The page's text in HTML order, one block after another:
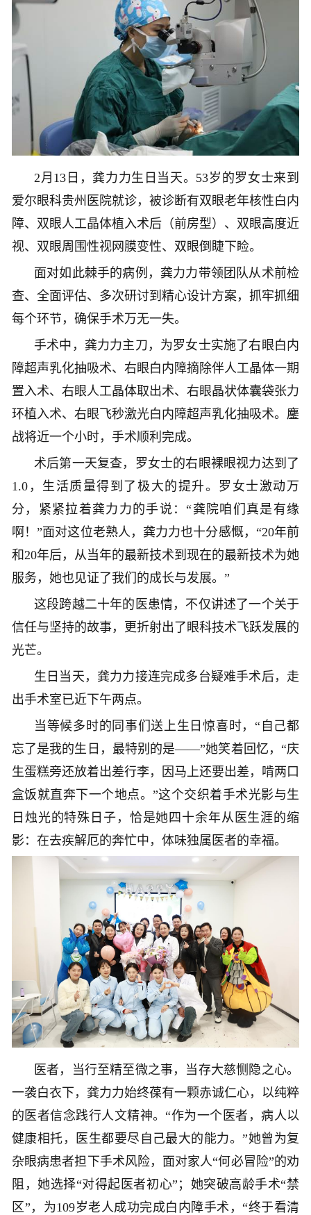
2月13日，龚力力生日当天。53岁的罗女士来到
爱尔眼科贵州医院就诊，被诊断有双眼老年核性白内
障、双眼人工晶体植入术后（前房型）、双眼高度近
视、双眼周围性视网膜变性、双眼倒睫下睑。
面对如此棘手的病例，龚力力带领团队从术前检
查、全面评估、多次研讨到精心设计方案，抓牢抓细
每个环节，确保手术万无一失。
手术中，龚力力主刀，为罗女士实施了右眼白内
障超声乳化抽吸术、右眼白内障摘除伴人工晶体一期
置入术、右眼人工晶体取出术、右眼晶状体囊袋张力
环植入术、右眼飞秒激光白内障超声乳化抽吸术。鏖
战将近一个小时，手术顺利完成。
术后第一天复查，罗女士的右眼裸眼视力达到了
1.0，生活质量得到了极大的提升。罗女士激动万
分，紧紧拉着龚力力的手说：“龚院咱们真是有缘
啊！”面对这位老熟人，龚力力也十分感慨，“20年前
和20年后，从当年的最新技术到现在的最新技术为她
服务，她也见证了我们的成长与发展。”
这段跨越二十年的医患情，不仅讲述了一个关于
信任与坚持的故事，更折射出了眼科技术飞跃发展的
光芒。
生日当天，龚力力接连完成多台疑难手术后，走
出手术室已近下午两点。
当等候多时的同事们送上生日惊喜时，“自己都
忘了是我的生日，最特别的是——”她笑着回忆，“庆
生蛋糕旁还放着出差行李，因马上还要出差，啃两口
盒饭就直奔下一个地点。”这个交织着手术光影与生
日烛光的特殊日子，恰是她四十余年从医生涯的缩
影：在去疾解厄的奔忙中，体味独属医者的幸福。
医者，当行至精至微之事，当存大慈恻隐之心。
一袭白衣下，龚力力始终葆有一颗赤诚仁心，以纯粹
的医者信念践行人文精神。“作为一个医者，病人以
健康相托，医生都要尽自己最大的能力。”她曾为复
杂眼病患者担下手术风险，面对家人“何必冒险”的劝
阻，她选择“对得起医者初心”；她突破高龄手术“禁
区”，为109岁老人成功完成白内障手术，“终于看清